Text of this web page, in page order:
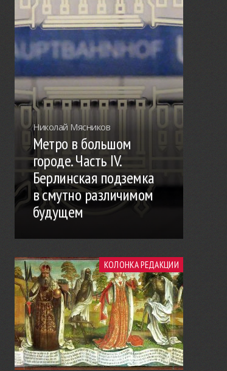
Николай Мясников
Метро в большом
городе. Часть IV.
Берлинская подземка
в смутно различимом
будущем
КОЛОНКА РЕДАКЦИИ